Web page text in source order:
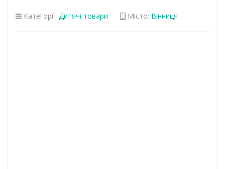
Категорії: Дитячі товари Місто: Вінниця